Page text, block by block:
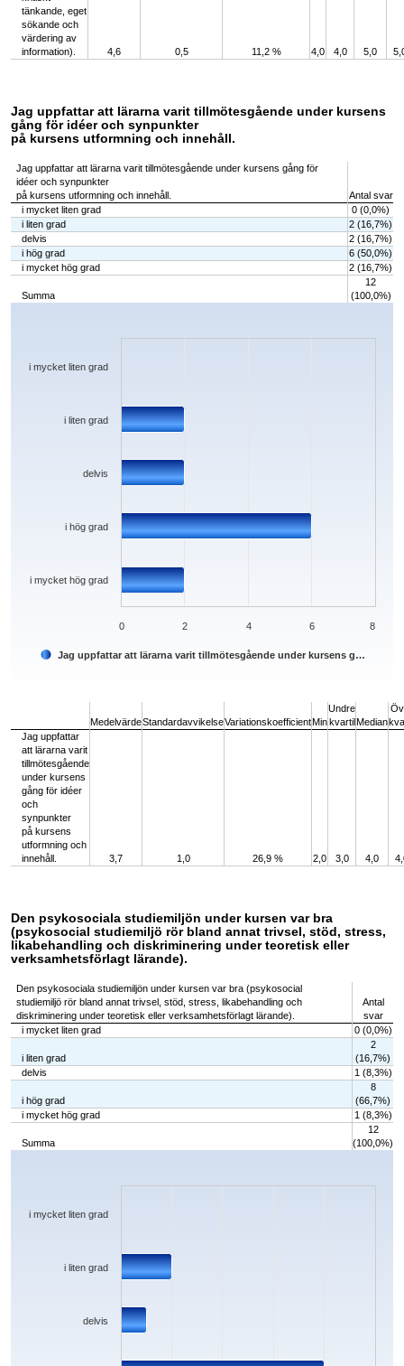
tänkande, eget
sökande och
värdering av
information).
4,6 0,5 11,2 % 4,0 4,0 5,0
Jag uppfattar att lärarna varit tillmötesgående under kursens
gång för idéer och synpunkter
på kursens utformning och innehåll.
Jag uppfattar att lärarna varit tillmötesgående under kursens gång för
idéer och synpunkter
på kursens utformning och innehåll.
Antal svar
i mycket liten grad
0 (0,0%)
i liten grad
2 (16,7%)
delvis
2 (16,7%)
i hög grad
6 (50,0%)
i mycket hög grad
2 (16,7%)
Summa
12
(100,0%)
Chart
The chart has 1 X axis displaying categories.
Jag uppfattar att lärarna varit tillmötesgående under kursens g…
i mycket hög grad
i hög grad
delvis
i liten grad
i mycket liten grad
0 2 4 6 8
MedelvärdeStandardavvikelseVariationskoefficientMin
Undre
kvartilMedian
Jag uppfattar
att lärarna varit
tillmötesgående
under kursens
gång för idéer
och
synpunkter
på kursens
utformning och
innehåll.
3,7 1,0 26,9 % 2,0 3,0 4,0
Den psykosociala studiemiljön under kursen var bra
(psykosocial studiemiljö rör bland annat trivsel, stöd, stress,
likabehandling och diskriminering under teoretisk eller
verksamhetsförlagt lärande).
Den psykosociala studiemiljön under kursen var bra (psykosocial
studiemiljö rör bland annat trivsel, stöd, stress, likabehandling och
diskriminering under teoretisk eller verksamhetsförlagt lärande).
Antal
svar
i mycket liten grad
0 (0,0%)
i liten grad
2
(16,7%)
delvis
1 (8,3%)
i hög grad
8
(66,7%)
i mycket hög grad
1 (8,3%)
Summa
12
(100,0%)
Chart
The chart has 1 X axis displaying categories.
delvis
i liten grad
i mycket liten grad